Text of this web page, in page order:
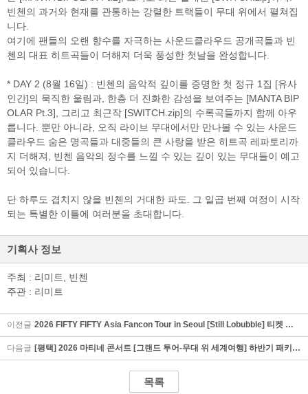
빈첸의 과거와 현재를 관통하는 강렬한 트랙들이 무대 위에서 펼쳐집
니다.
여기에 팬들의 오랜 향수를 자극하는 사운드클라우드 공개곡들과 빈
첸의 대표 히트곡들이 더해져 더욱 풍성한 첫날을 완성합니다.
* DAY 2 (8월 16일) : 빈첸의 음악적 깊이를 증명한 첫 정규 1집 [유사
인간]의 묵직한 울림과, 한층 더 진화한 감성을 보여주는 [MANTA BIP
OLAR Pt.3], 그리고 최근작 [SWITCH.zip]의 수록곡들까지 함께 아우
릅니다. 뿐만 아니라, 오직 라이브 무대에서만 만나볼 수 있는 사운드
클라우드 숨은 명곡들과 대중들의 큰 사랑을 받은 히트곡 레파토리까
지 더해져, 빈첸 음악의 정수를 느낄 수 있는 깊이 있는 무대들이 예고
되어 있습니다.
단 하루도 겹치지 않을 빈첸의 거대한 파도. 그 일곱 번째 여정이 시작
되는 특별한 이틀에 여러분을 초대합니다.
기획사 정보
주최 : 리미트, 빈첸
주관 : 리미트
이전글 2026 FIFTY FIFTY Asia Fancon Tour in Seoul [Still Lobubble] 티켓 오픈 안내
다음글 [평택] 2026 마티네 콘서트 [그랜드 투어-무대 위 세계여행] 하반기 패키지 티켓 오픈 안내
목록